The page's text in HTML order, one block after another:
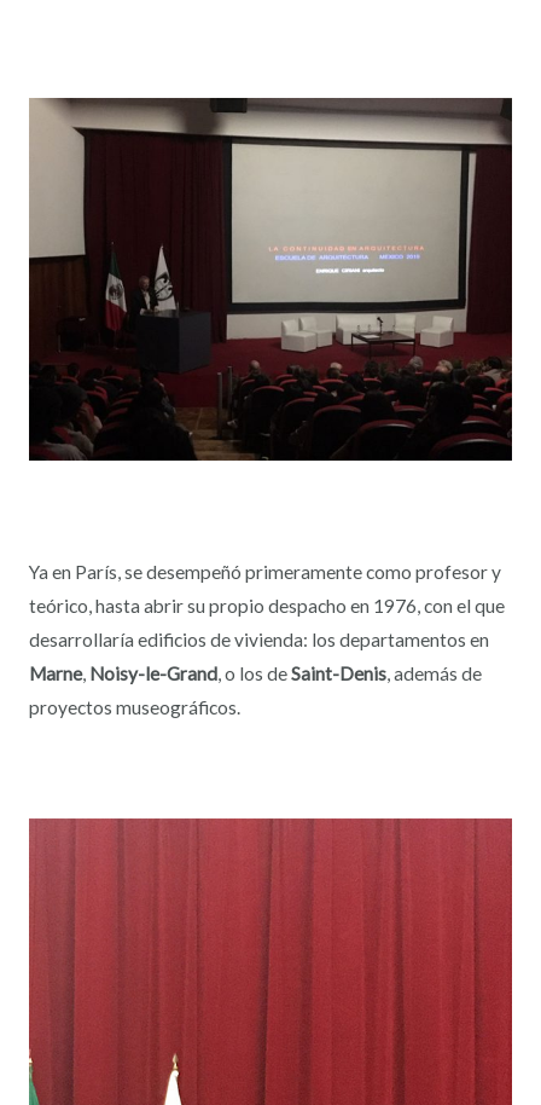
Ya en París, se desempeñó primeramente como profesor y
teórico, hasta abrir su propio despacho en 1976, con el que
desarrollaría edificios de vivienda: los departamentos en
Marne, Noisy-le-Grand, o los deSaint-Denis, además de
proyectos museográficos.